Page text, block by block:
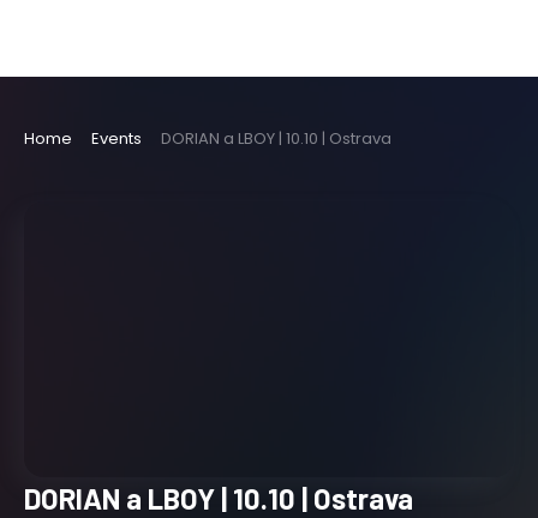
Home Events DORIAN a LBOY | 10.10 | Ostrava
DORIAN a LBOY | 10.10 | Ostrava